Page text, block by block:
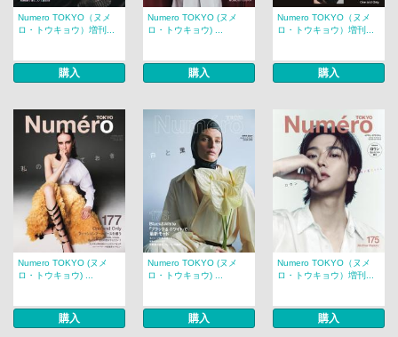
Numero TOKYO（ヌメ
ロ・トウキョウ）増刊...
購入
Numero TOKYO (ヌメ
ロ・トウキョウ) ...
購入
Numero TOKYO（ヌメ
ロ・トウキョウ）増刊...
購入
Numero TOKYO (ヌメ
ロ・トウキョウ) ...
購入
Numero TOKYO (ヌメ
ロ・トウキョウ) ...
購入
Numero TOKYO（ヌメ
ロ・トウキョウ）増刊...
購入